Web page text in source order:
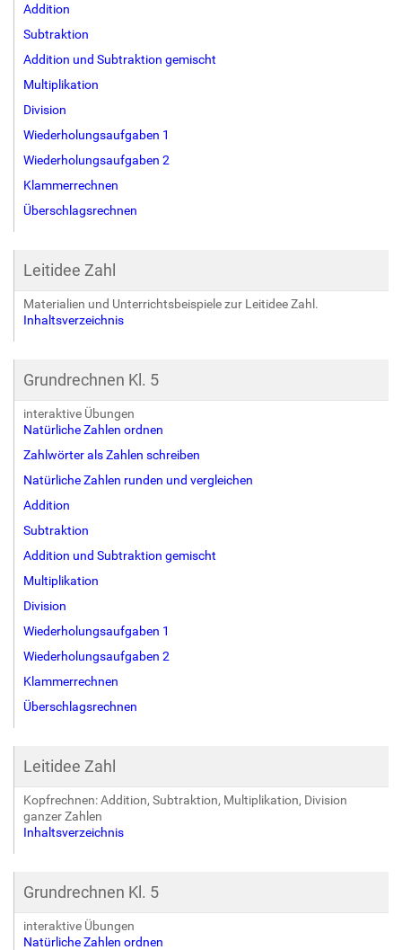
Addition
Subtraktion
Addition und Subtraktion gemischt
Multiplikation
Division
Wiederholungsaufgaben 1
Wiederholungsaufgaben 2
Klammerrechnen
Überschlagsrechnen
Leitidee Zahl
Materialien und Unterrichtsbeispiele zur Leitidee Zahl.
Inhaltsverzeichnis
Grundrechnen Kl. 5
interaktive Übungen
Natürliche Zahlen ordnen
Zahlwörter als Zahlen schreiben
Natürliche Zahlen runden und vergleichen
Addition
Subtraktion
Addition und Subtraktion gemischt
Multiplikation
Division
Wiederholungsaufgaben 1
Wiederholungsaufgaben 2
Klammerrechnen
Überschlagsrechnen
Leitidee Zahl
Kopfrechnen: Addition, Subtraktion, Multiplikation, Division
ganzer Zahlen
Inhaltsverzeichnis
Grundrechnen Kl. 5
interaktive Übungen
Natürliche Zahlen ordnen